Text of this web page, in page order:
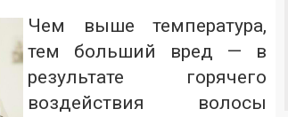
Чем выше температура,
тем больший вред — в
результате горячего
воздействия волосы